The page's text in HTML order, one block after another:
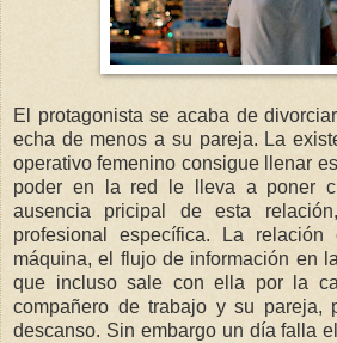
El protagonista se acaba de
echa de menos a su pareja. La
operativo femenino consigue llenar
poder en la red le lleva a poner
ausencia pricipal de esta
profesional específica. La
máquina, el flujo de información en
que incluso sale con ella por la
compañero de trabajo y su pareja,
descanso. Sin embargo un día falla